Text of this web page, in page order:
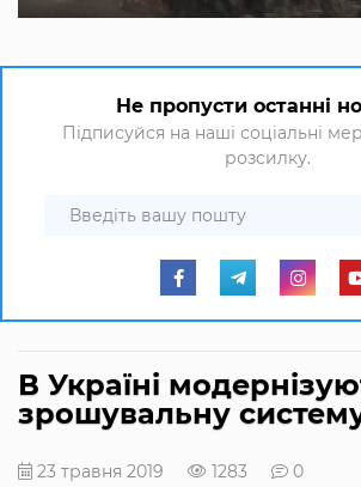
Не пропусти останні
Підписуйся на наші соціальні
розсилку.
В Україні
зрошувальну
23 травня 2019 1283 0